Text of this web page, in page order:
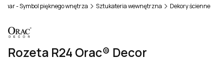
- Symbol pięknego wnętrza Sztukateria wewnętrzna Dekory ścienne
Rozeta R24 Orac® Decor